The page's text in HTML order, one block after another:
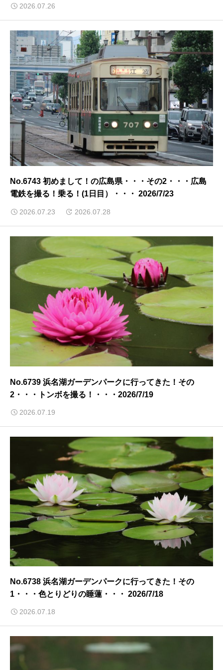
2026.07.26
No.6743 初めまして！の広島県・・・その2・・・広島
電鉄を撮る！乗る！(1日目）・・・ 2026/7/23
2026.07.23 2026.07.28
No.6739 浜名湖ガーデンパークに行ってきた！その
2・・・トンボを撮る！・・・2026/7/19
2026.07.19
No.6738 浜名湖ガーデンパークに行ってきた！その
1・・・色とりどりの睡蓮・・・ 2026/7/18
2026.07.18